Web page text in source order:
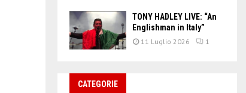
TONY HADLEY LIVE: “An
Englishman in Italy”
11 Luglio 2026 1
CATEGORIE